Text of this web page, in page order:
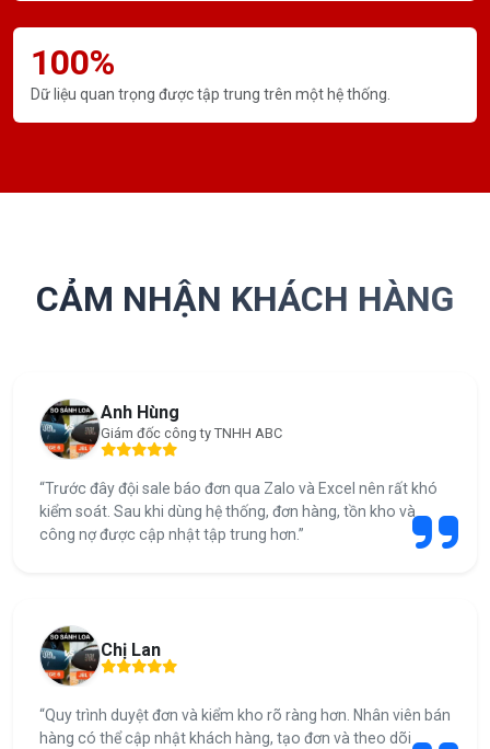
100%
Dữ liệu quan trọng được tập trung trên một hệ thống.
CẢM NHẬN KHÁCH HÀNG
Anh Hùng
Giám đốc công ty TNHH ABC
“Trước đây đội sale báo đơn qua Zalo và Excel nên rất khó
kiểm soát. Sau khi dùng hệ thống, đơn hàng, tồn kho và
công nợ được cập nhật tập trung hơn.”
Chị Lan
“Quy trình duyệt đơn và kiểm kho rõ ràng hơn. Nhân viên bán
hàng có thể cập nhật khách hàng, tạo đơn và theo dõi